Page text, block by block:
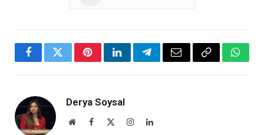
FacebookTwitterPinterestLinkedInTelegramEmail Copy
Derya Soysal
WebsiteFacebook InstagramLinkedIn